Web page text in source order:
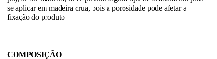
se aplicar em madeira crua, pois a porosidade pode afetar a
fixação do produto
COMPOSIÇÃO